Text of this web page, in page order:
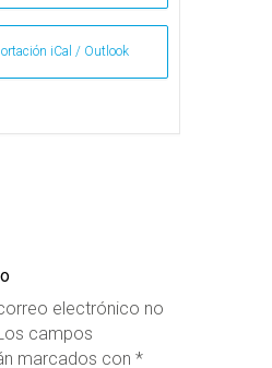
iCal / Outlook
electrónico no
campos
marcados con *